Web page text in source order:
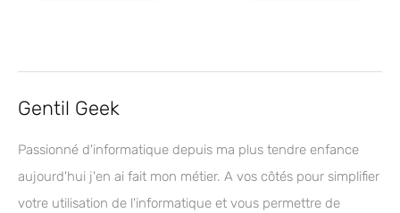
Gentil Geek
Passionné d'informatique depuis ma plus tendre enfance
aujourd'hui j'en ai fait mon métier. A vos côtés pour simplifier
votre utilisation de l'informatique et vous permettre de